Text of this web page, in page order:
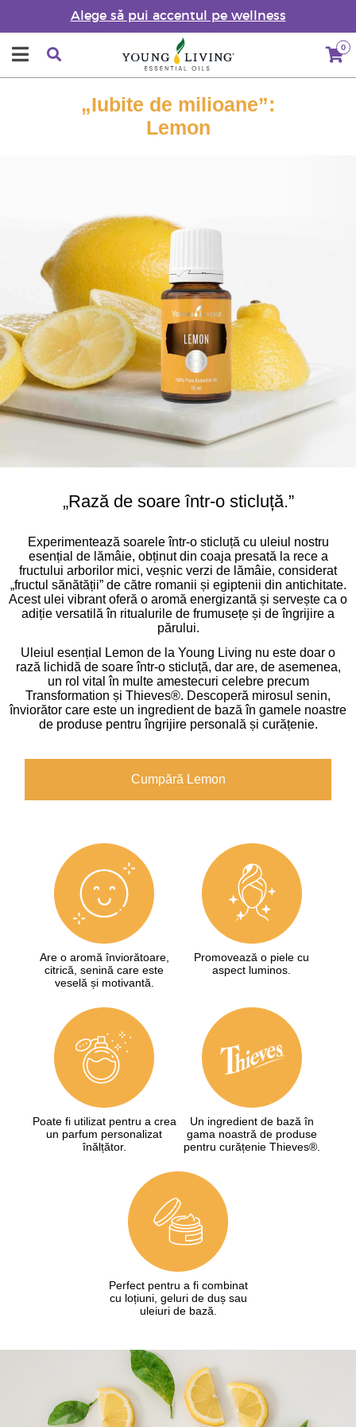
Alege să pui accentul pe wellness
0
„Iubite de milioane”:
Lemon
„Rază de soare într-o sticluță.”
Experimentează soarele într-o sticluță cu uleiul nostru
esențial de lămâie, obținut din coaja presată la rece a
fructului arborilor mici, veșnic verzi de lămâie, considerat
„fructul sănătății” de către romanii și egiptenii din antichitate.
Acest ulei vibrant oferă o aromă energizantă și servește ca o
adiție versatilă în ritualurile de frumusețe și de îngrijire a
părului.
Uleiul esențial Lemon de la Young Living nu este doar o
rază lichidă de soare într-o sticluță, dar are, de asemenea,
un rol vital în multe amestecuri celebre precum
Transformation și Thieves®. Descoperă mirosul senin,
înviorător care este un ingredient de bază în gamele noastre
de produse pentru îngrijire personală și curățenie.
Cumpără Lemon
Are o aromă înviorătoare,
citrică, senină care este
veselă și motivantă.
Promovează o piele cu
aspect luminos.
Poate fi utilizat pentru a crea
un parfum personalizat
înălțător.
Un ingredient de bază în
gama noastră de produse
pentru curățenie Thieves®.
Perfect pentru a fi combinat
cu loțiuni, geluri de duș sau
uleiuri de bază.